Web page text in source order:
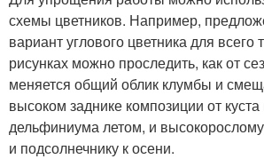
схемы цветников. Например,
вариант углового цветника для всего
рисунках можно проследить, как от
меняется общий облик клумбы и
высоком заднике композиции от куста
дельфиниума летом, и высокорослому
и подсолнечнику к осени.